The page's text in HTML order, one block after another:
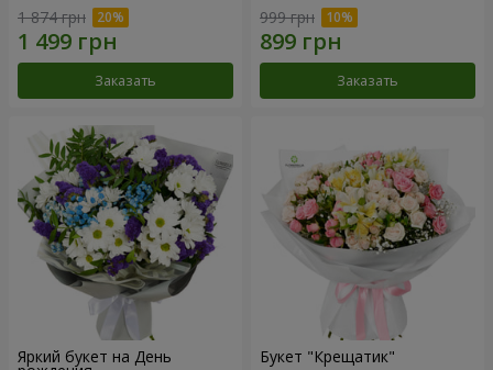
1 874 грн
Заказать
999 грн
Заказать
Яркий букет на День Букет "Крещатик"